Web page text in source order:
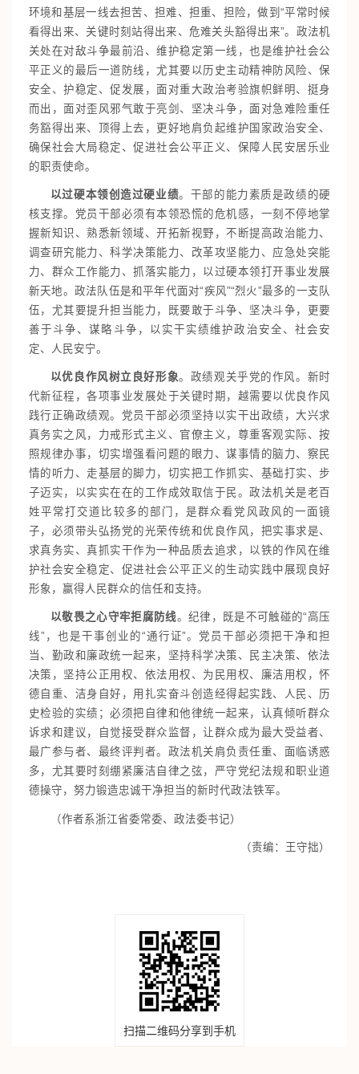
环境和基层一线去担苦、担难、担重、担险，做到“平常时候
看得出来、关键时刻站得出来、危难关头豁得出来”。政法机
关处在对敌斗争最前沿、维护稳定第一线，也是维护社会公
平正义的最后一道防线，尤其要以历史主动精神防风险、保
安全、护稳定、促发展，面对重大政治考验旗帜鲜明、挺身
而出，面对歪风邪气敢于亮剑、坚决斗争，面对急难险重任
务豁得出来、顶得上去，更好地肩负起维护国家政治安全、
确保社会大局稳定、促进社会公平正义、保障人民安居乐业
的职责使命。
以过硬本领创造过硬业绩。干部的能力素质是政绩的硬
核支撑。党员干部必须有本领恐慌的危机感，一刻不停地掌
握新知识、熟悉新领域、开拓新视野，不断提高政治能力、
调查研究能力、科学决策能力、改革攻坚能力、应急处突能
力、群众工作能力、抓落实能力，以过硬本领打开事业发展
新天地。政法队伍是和平年代面对“疾风”“烈火”最多的一支队
伍，尤其要提升担当能力，既要敢于斗争、坚决斗争，更要
善于斗争、谋略斗争，以实干实绩维护政治安全、社会安
定、人民安宁。
以优良作风树立良好形象。政绩观关乎党的作风。新时
代新征程，各项事业发展处于关键时期，越需要以优良作风
践行正确政绩观。党员干部必须坚持以实干出政绩，大兴求
真务实之风，力戒形式主义、官僚主义，尊重客观实际、按
照规律办事，切实增强看问题的眼力、谋事情的脑力、察民
情的听力、走基层的脚力，切实把工作抓实、基础打实、步
子迈实，以实实在在的工作成效取信于民。政法机关是老百
姓平常打交道比较多的部门，是群众看党风政风的一面镜
子，必须带头弘扬党的光荣传统和优良作风，把实事求是、
求真务实、真抓实干作为一种品质去追求，以铁的作风在维
护社会安全稳定、促进社会公平正义的生动实践中展现良好
形象，赢得人民群众的信任和支持。
以敬畏之心守牢拒腐防线。纪律，既是不可触碰的“高压
线”，也是干事创业的“通行证”。党员干部必须把干净和担
当、勤政和廉政统一起来，坚持科学决策、民主决策、依法
决策，坚持公正用权、依法用权、为民用权、廉洁用权，怀
德自重、洁身自好，用扎实奋斗创造经得起实践、人民、历
史检验的实绩；必须把自律和他律统一起来，认真倾听群众
诉求和建议，自觉接受群众监督，让群众成为最大受益者、
最广参与者、最终评判者。政法机关肩负责任重、面临诱惑
多，尤其要时刻绷紧廉洁自律之弦，严守党纪法规和职业道
德操守，努力锻造忠诚干净担当的新时代政法铁军。
（作者系浙江省委常委、政法委书记）
（责编：王守拙）
扫描二维码分享到手机